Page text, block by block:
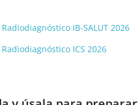
IB-SALUT 2026
ICS 2026